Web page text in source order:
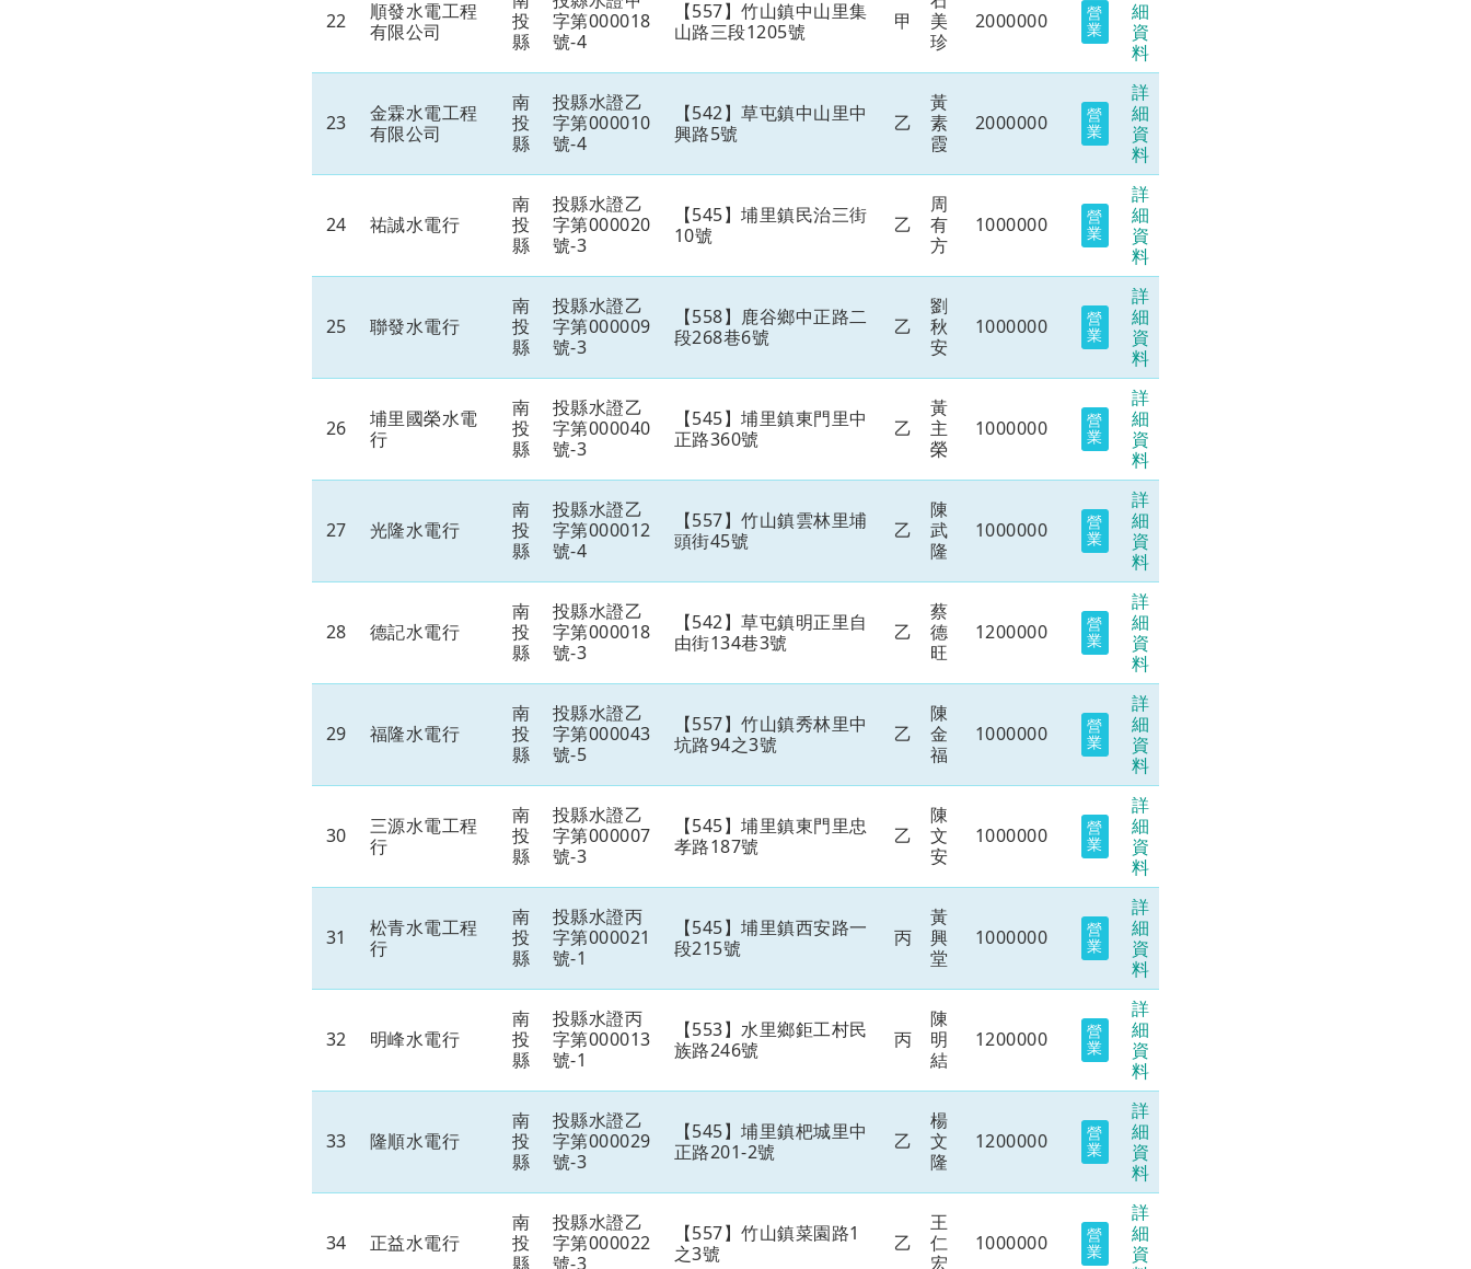
22
順發水電工程
有限公司
投
縣
字第000018
號-4
【557】竹山鎮中山里集
山路三段1205號
甲
美
珍
2000000 營
業
細
資
料
23
金霖水電工程
有限公司
南
投
縣
投縣水證乙
字第000010
號-4
【542】草屯鎮中山里中
興路5號
乙
黃
素
霞
2000000 營
業
詳
細
資
料
24 祐誠水電行
南
投
縣
投縣水證乙
字第000020
號-3
【545】埔里鎮民治三街
10號
乙
周
有
方
1000000 營
業
詳
細
資
料
25 聯發水電行
南
投
縣
投縣水證乙
字第000009
號-3
【558】鹿谷鄉中正路二
段268巷6號
乙
劉
秋
安
1000000 營
業
詳
細
資
料
26
埔里國榮水電
行
南
投
縣
投縣水證乙
字第000040
號-3
【545】埔里鎮東門里中
正路360號
乙
黃
主
榮
1000000 營
業
詳
細
資
料
27 光隆水電行
南
投
縣
投縣水證乙
字第000012
號-4
【557】竹山鎮雲林里埔
頭街45號
乙
陳
武
隆
1000000 營
業
詳
細
資
料
28 德記水電行
南
投
縣
投縣水證乙
字第000018
號-3
【542】草屯鎮明正里自
由街134巷3號
乙
蔡
德
旺
1200000 營
業
詳
細
資
料
29 福隆水電行
南
投
縣
投縣水證乙
字第000043
號-5
【557】竹山鎮秀林里中
坑路94之3號
乙
陳
金
福
1000000 營
業
詳
細
資
料
30
三源水電工程
行
南
投
縣
投縣水證乙
字第000007
號-3
【545】埔里鎮東門里忠
孝路187號
乙
陳
文
安
1000000 營
業
詳
細
資
料
31
松青水電工程
行
南
投
縣
投縣水證丙
字第000021
號-1
【545】埔里鎮西安路一
段215號
丙
黃
興
堂
1000000 營
業
詳
細
資
料
32 明峰水電行
南
投
縣
投縣水證丙
字第000013
號-1
【553】水里鄉鉅工村民
族路246號
丙
陳
明
結
1200000 營
業
詳
細
資
料
33 隆順水電行
南
投
縣
投縣水證乙
字第000029
號-3
【545】埔里鎮杷城里中
正路201-2號
乙
楊
文
隆
1200000 營
業
詳
細
資
料
34 正益水電行
南
投
投縣水證乙
字第000022
【557】竹山鎮菜園路1
之3號
乙
王
仁
1000000 營
業
詳
細
資